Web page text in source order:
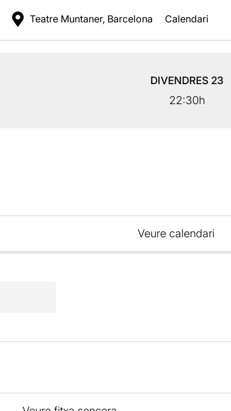
Teatre Muntaner, Barcelona Calendari
DIVENDRES 23
22:30h
Veure calendari